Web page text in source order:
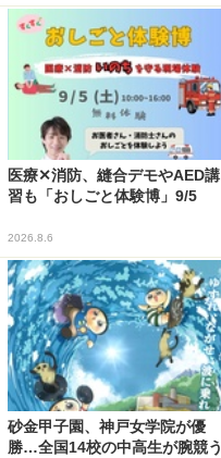
医療✕消防、縫合デモやAED講
習も「おしごと体験博」9/5
2026.8.6
砂金甲子園、神戸女学院が優
勝…全国14校の中高生が腕競う